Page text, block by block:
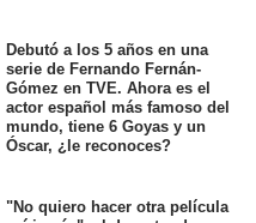
Debutó a los 5 años en una
serie de Fernando Fernán-
Gómez en TVE. Ahora es el
actor español más famoso del
mundo, tiene 6 Goyas y un
Óscar, ¿le reconoces?
"No quiero hacer otra película